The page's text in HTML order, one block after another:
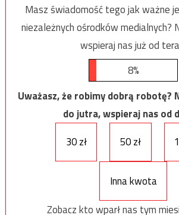
Masz świadomość tego jak ważne
niezależnych ośrodków medialnych?
wspieraj nas już od
8%
Uważasz, że robimy dobrą robotę?
do jutra, wspieraj nas od
30 zł
50 zł
Inna kwota
Zobacz kto wparł nas tym